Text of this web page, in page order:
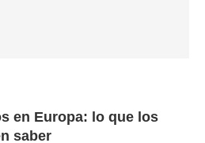
en Europa: lo que los
saber